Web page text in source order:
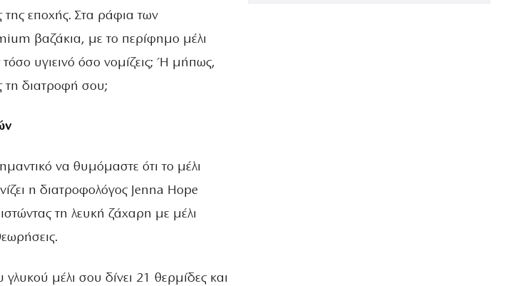
της εποχής. Στα ράφια των
βαζάκια, με το περίφημο μέλι
υγιεινό όσο νομίζεις; Ή μήπως,
τη διατροφή σου;
να θυμόμαστε ότι το μέλι
η διατροφολόγος Jenna Hope
τη λευκή ζάχαρη με μέλι
μέλι σου δίνει 21 θερμίδες και